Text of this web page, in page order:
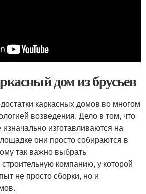
дом из брусьев
каркасных домов во многом
возведения. Дело в том, что
изготавливаются на
они просто собираются в
так важно выбрать
компанию, у которой
не просто сборки, но и